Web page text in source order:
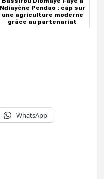
Ndiayène Pendao : cap sur
une agriculture moderne
grâce au partenariat
WhatsApp